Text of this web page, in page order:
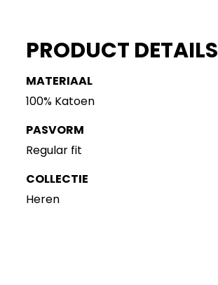
PRODUCT DETAILS
MATERIAAL
100% Katoen
PASVORM
Regular fit
COLLECTIE
Heren